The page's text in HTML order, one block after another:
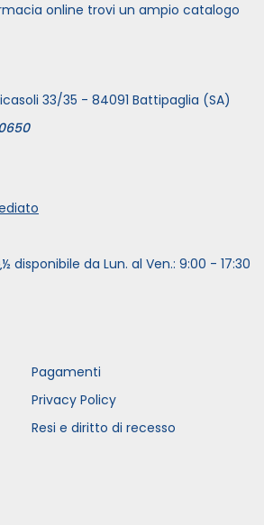
online trovi un ampio catalogo
33/35 - 84091 Battipaglia (SA)
disponibile da Lun. al Ven.: 9:00 - 17:30
Pagamenti
Privacy Policy
Resi e diritto di recesso